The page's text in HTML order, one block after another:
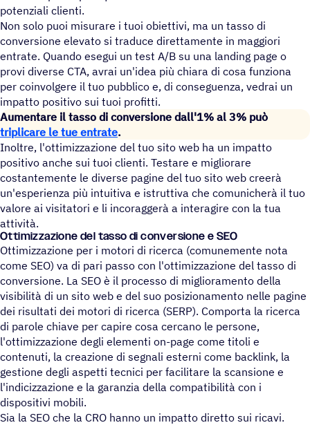
potenziali clienti.
Non solo puoi misurare i tuoi obiettivi, ma un tasso di
conversione elevato si traduce direttamente in maggiori
entrate. Quando esegui un test A/B su una landing page o
provi diverse CTA, avrai un'idea più chiara di cosa funziona
per coinvolgere il tuo pubblico e, di conseguenza, vedrai un
impatto positivo sui tuoi profitti.
Aumentare il tasso di conversione dall'1% al 3% può
triplicare le tue entrate.
Inoltre, l'ottimizzazione del tuo sito web ha un impatto
positivo anche sui tuoi clienti. Testare e migliorare
costantemente le diverse pagine del tuo sito web creerà
un'esperienza più intuitiva e istruttiva che comunicherà il tuo
valore ai visitatori e li incoraggerà a interagire con la tua
attività.
Otti­miz­za­zione del tasso di conver­sione e SEO
Ottimizzazione per i motori di ricerca (comunemente nota
come SEO) va di pari passo con l'ottimizzazione del tasso di
conversione. La SEO è il processo di miglioramento della
visibilità di un sito web e del suo posizionamento nelle pagine
dei risultati dei motori di ricerca (SERP). Comporta la ricerca
di parole chiave per capire cosa cercano le persone,
l'ottimizzazione degli elementi on-page come titoli e
contenuti, la creazione di segnali esterni come backlink, la
gestione degli aspetti tecnici per facilitare la scansione e
l'indicizzazione e la garanzia della compatibilità con i
dispositivi mobili.
Sia la SEO che la CRO hanno un impatto diretto sui ricavi.